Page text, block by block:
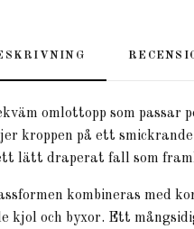
omlottopp som
kroppen på ett
lätt draperat fall som
kombineras med
kjol och byxor. Ett